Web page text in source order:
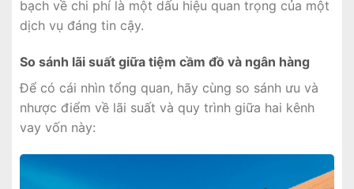
bạch về chi phí là một dấu hiệu quan trọng của một
dịch vụ đáng tin cậy.
So sánh lãi suất giữa tiệm cầm đồ và ngân hàng
Để có cái nhìn tổng quan, hãy cùng so sánh ưu và
nhược điểm về lãi suất và quy trình giữa hai kênh
vay vốn này: